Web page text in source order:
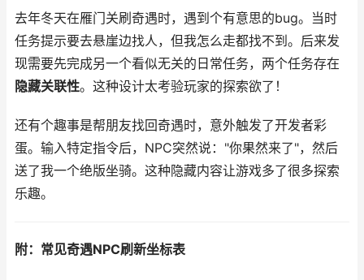
去年冬天在雁门关刷奇遇时，遇到个有意思的bug。当时
任务提示要去悬崖边找人，但我怎么走都找不到。后来发
现需要先完成另一个看似无关的日常任务，两个任务存在
隐藏关联性。这种设计太考验玩家的探索欲了！
还有个趣事是帮朋友找回奇遇时，意外触发了开发者彩
蛋。输入特定指令后，NPC突然说："你果然来了"，然后
送了我一个绝版坐骑。这种隐藏内容让游戏多了很多探索
乐趣。
附：常见奇遇NPC刷新坐标表